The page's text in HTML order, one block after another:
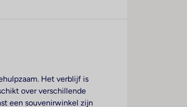
Het verblijf is
over verschillende
een souvenirwinkel zijn